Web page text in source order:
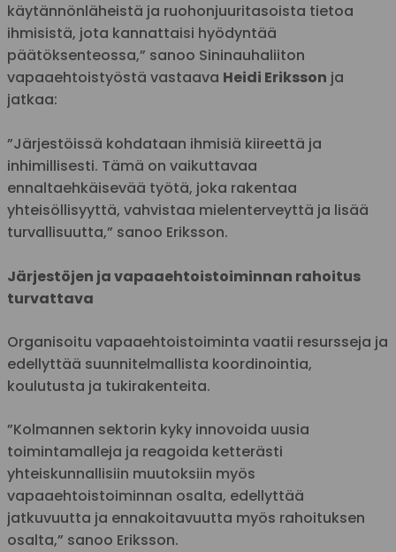
käytännönläheistä ja ruohonjuuritasoista tietoa
ihmisistä, jota kannattaisi hyödyntää
päätöksenteossa,” sanoo Sininauhaliiton
vapaaehtoistyöstä vastaava Heidi Eriksson ja
jatkaa:
”Järjestöissä kohdataan ihmisiä kiireettä ja
inhimillisesti. Tämä on vaikuttavaa
ennaltaehkäisevää työtä, joka rakentaa
yhteisöllisyyttä, vahvistaa mielenterveyttä ja lisää
turvallisuutta,” sanoo Eriksson.
Järjestöjen ja vapaaehtoistoiminnan rahoitus
turvattava
Organisoitu vapaaehtoistoiminta vaatii resursseja ja
edellyttää suunnitelmallista koordinointia,
koulutusta ja tukirakenteita.
”Kolmannen sektorin kyky innovoida uusia
toimintamalleja ja reagoida ketterästi
yhteiskunnallisiin muutoksiin myös
vapaaehtoistoiminnan osalta, edellyttää
jatkuvuutta ja ennakoitavuutta myös rahoituksen
osalta,” sanoo Eriksson.